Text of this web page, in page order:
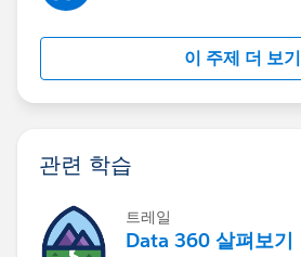
이 주제 더 보기
관련 학습
트레일
Data 360 살펴보기